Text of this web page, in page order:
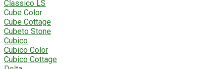
Classico LS
Cube Color
Cube Cottage
Cubeto Stone
Cubico
Cubico Color
Cubico Cottage